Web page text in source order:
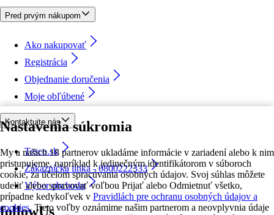
Nastavenia súkromia
My a našich 18 partnerov ukladáme informácie v zariadení alebo k nim
pristupujeme, napríklad k jedinečným identifikátorom v súboroch
cookie, za účelom spracúvania osobných údajov. Svoj súhlas môžete
udeliť alebo spravovať voľbou Prijať alebo Odmietnuť všetko,
prípadne kedykoľvek v Pravidlách pre ochranu osobných údajov a
cookies. Tieto voľby oznámime našim partnerom a neovplyvnia údaje
Pred prvým nákupom
Ako nakupovať
Registrácia
Objednanie doručenia
Moje obľúbené
Kontaktujte nás
Tesco.sk
Zákaznícka linka - 0800222333
Výber obchodu
followUs